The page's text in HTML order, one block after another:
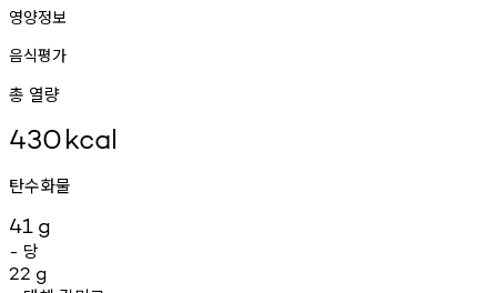
영양정보
음식평가
총 열량
430kcal
탄수화물
41 g
- 당
22 g